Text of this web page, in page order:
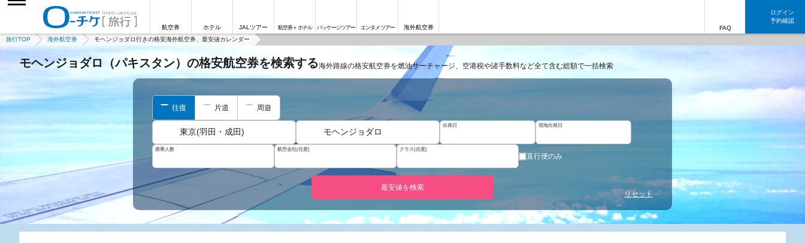
航空券 ホテル JALツアー 航空券＋ホテル パッケージツアー エンタメツアー 海外航空券 FAQ
ログイン
予約確認
旅行TOP 海外航空券 モヘンジョダロ行きの格安海外航空券、最安値カレンダー
モヘンジョダロ（パキスタン）の格安航空券を検索する海外路線の格安航空券を燃油サーチャージ、空港税や諸手数料など全て含む総額で一括検索
往復 片道 周遊
東京(羽田・成田) モヘンジョダロ
出発日 現地出発日
搭乗人数 航空会社(任意) クラス(任意)
直行便のみ
最安値を検索
リセット